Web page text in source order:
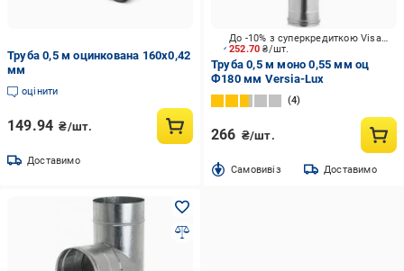
Труба 0,5 м оцинкована 160х0,42
мм
оцінити
149.94 ₴/шт.
Доставимо
252.70₴/шт.
До -10% з суперкредиткою Visa Вигода
Труба 0,5 м моно 0,55 мм оц
Ф180 мм Versia-Lux
4
266 ₴/шт.
Cамовивіз Доставимо